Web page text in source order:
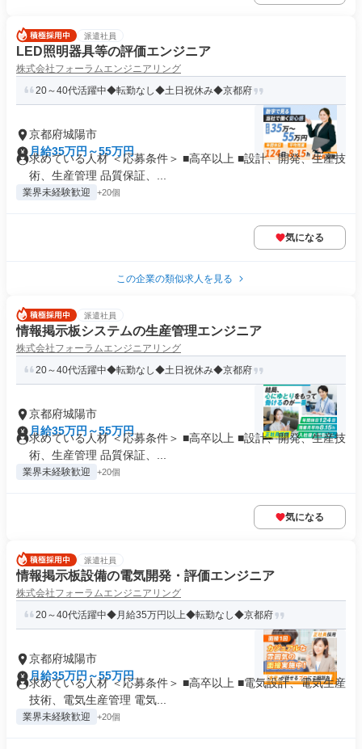
派遣社員
LED照明器具等の評価エンジニア
株式会社フォーラムエンジニアリング
20～40代活躍中◆転勤なし◆土日祝休み◆京都府
京都府城陽市
月給35万円～55万円
求めている人材 ＜応募条件＞ ■高卒以上 ■設計、開発、生産技
術、生産管理 品質保証、...
業界未経験歓迎 +20個
気になる
この企業の類似求人を見る
派遣社員
情報掲示板システムの生産管理エンジニア
株式会社フォーラムエンジニアリング
20～40代活躍中◆転勤なし◆土日祝休み◆京都府
京都府城陽市
月給35万円～55万円
求めている人材 ＜応募条件＞ ■高卒以上 ■設計、開発、生産技
術、生産管理 品質保証、...
業界未経験歓迎 +20個
気になる
派遣社員
情報掲示板設備の電気開発・評価エンジニア
株式会社フォーラムエンジニアリング
20～40代活躍中◆月給35万円以上◆転勤なし◆京都府
京都府城陽市
月給35万円～55万円
求めている人材 ＜応募条件＞ ■高卒以上 ■電気設計、電気生産
技術、電気生産管理 電気...
業界未経験歓迎 +20個